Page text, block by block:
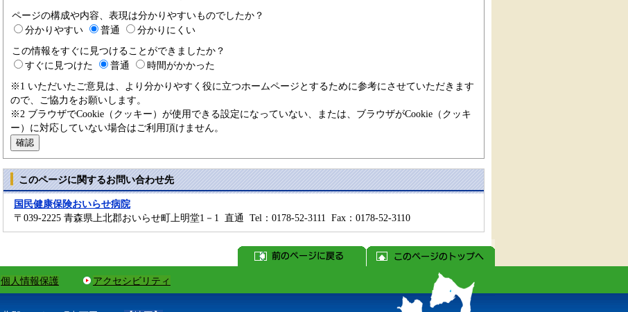
ページの構成や内容、表現は分かりやすいものでしたか？
分かりやすい
普通
分かりにくい
この情報をすぐに見つけることができましたか？
すぐに見つけた
普通
時間がかかった
※1 いただいたご意見は、より分かりやすく役に立つホームページとするために参考にさせていただきます
ので、ご協力をお願いします。
※2 ブラウザでCookie（クッキー）が使用できる設定になっていない、または、ブラウザがCookie（クッキ
ー）に対応していない場合はご利用頂けません。
このページに関するお問い合わせ先
国民健康保険おいらせ病院
〒039-2225 青森県上北郡おいらせ町上明堂1－1 直通 Tel：0178-52-3111 Fax：0178-52-3110
個人情報保護 アクセシビリティ